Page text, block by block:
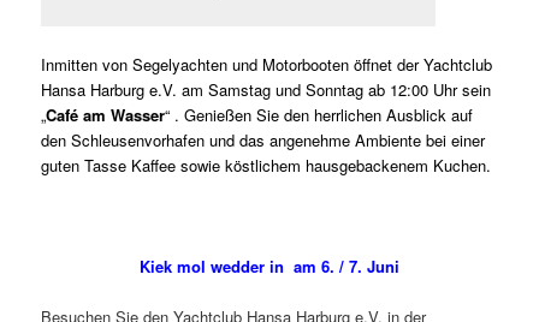
Inmitten von Segelyachten und Motorbooten öffnet der Yachtclub
Hansa Harburg e.V. am Samstag und Sonntag ab 12:00 Uhr sein
„Café am Wasser“ . Genießen Sie den herrlichen Ausblick auf
den Schleusenvorhafen und das angenehme Ambiente bei einer
guten Tasse Kaffee sowie köstlichem hausgebackenem Kuchen.
Kiek mol wedder in am 6. / 7. Juni
Besuchen Sie den Yachtclub Hansa Harburg e.V. in der